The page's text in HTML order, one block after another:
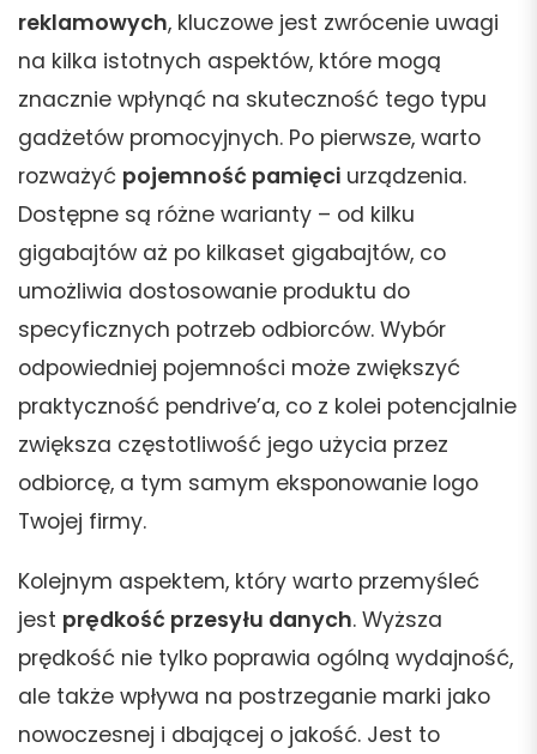
reklamowych, kluczowe jest zwrócenie uwagi
na kilka istotnych aspektów, które mogą
znacznie wpłynąć na skuteczność tego typu
gadżetów promocyjnych. Po pierwsze, warto
rozważyć pojemność pamięci urządzenia.
Dostępne są różne warianty – od kilku
gigabajtów aż po kilkaset gigabajtów, co
umożliwia dostosowanie produktu do
specyficznych potrzeb odbiorców. Wybór
odpowiedniej pojemności może zwiększyć
praktyczność pendrive’a, co z kolei potencjalnie
zwiększa częstotliwość jego użycia przez
odbiorcę, a tym samym eksponowanie logo
Twojej firmy.
Kolejnym aspektem, który warto przemyśleć
jest prędkość przesyłu danych. Wyższa
prędkość nie tylko poprawia ogólną wydajność,
ale także wpływa na postrzeganie marki jako
nowoczesnej i dbającej o jakość. Jest to